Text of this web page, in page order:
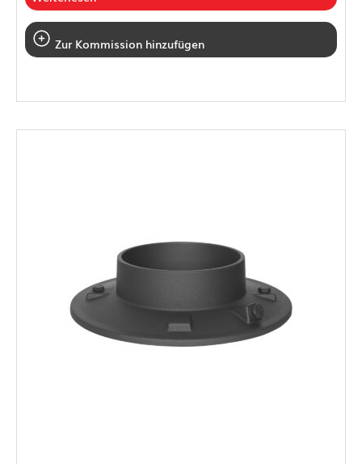
Zur Kommission hinzufügen